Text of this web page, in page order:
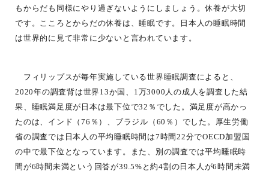
もからだも同様にやり過ぎないようにしましょう。休養が大切
です。こころとからだの休養は、睡眠です。日本人の睡眠時間
は世界的に見て非常に少ないと言われています。
フィリップスが毎年実施している世界睡眠調査によると、
2020年の調査背は世界13か国、1万3000人の成人を調査した結
果、睡眠満足度が日本は最下位で32％でした。満足度が高かっ
たのは、インド（76％）、ブラジル（60％）でした。厚生労働
省の調査では日本人の平均睡眠時間は7時間22分でOECD加盟国
の中で最下位となっています。また、別の調査では平均睡眠時
間が6時間未満という回答が39.5%と約4割の日本人が6時間未満